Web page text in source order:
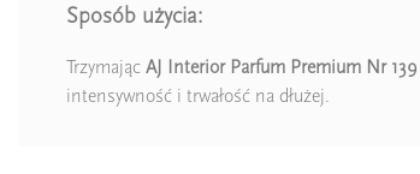
Sposób użycia:
Trzymając AJ Interior Parfum Premium Nr 139
intensywność i trwałość na dłużej.